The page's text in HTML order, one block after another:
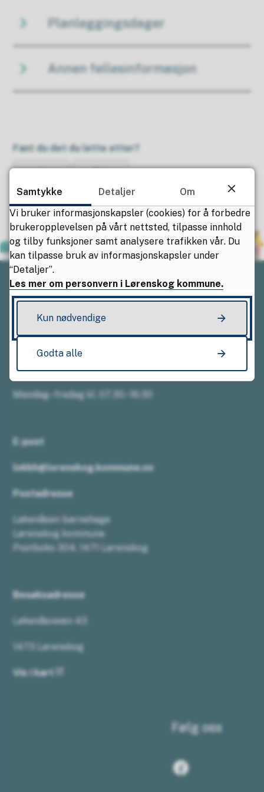
Planleggingsdager
Annen fellesinformasjon
Fant du det du lette etter?
Ja Nei
Sentralbordet
Telefon:
Åpningstider
Mandag–fredag kl. 07.30–16.30
E-post
lokbh@lorenskog.kommune.no
Postadresse
Løkenåsen barnehage
Lørenskog kommune
Postboks 304, 1471 Lørenskog
Besøksadresse
Løkenåsveien 43
1473 Lørenskog
Vis i kart
Følg oss
Samtykke Detaljer
Om
Vi bruker informasjonskapsler (cookies) for å forbedre
brukeropplevelsen på vårt nettsted, tilpasse innhold
og tilby funksjoner samt analysere trafikken vår. Du
kan tilpasse bruk av informasjonskapsler under
“Detaljer”.
Les mer om personvern i Lørenskog kommune.
Kun nødvendige
Godta alle